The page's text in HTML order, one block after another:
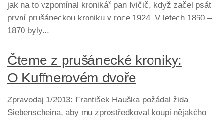
jak na to vzpomínal kronikář pan Ivičič, když začel psát
první prušáneckou kroniku v roce 1924. V letech 1860 –
1870 byly...
Čteme z prušánecké kroniky:
O Kuffnerovém dvoře
Zpravodaj 1/2013: František Hauška požádal žida
Siebenscheina, aby mu zprostředkoval koupi nějakého